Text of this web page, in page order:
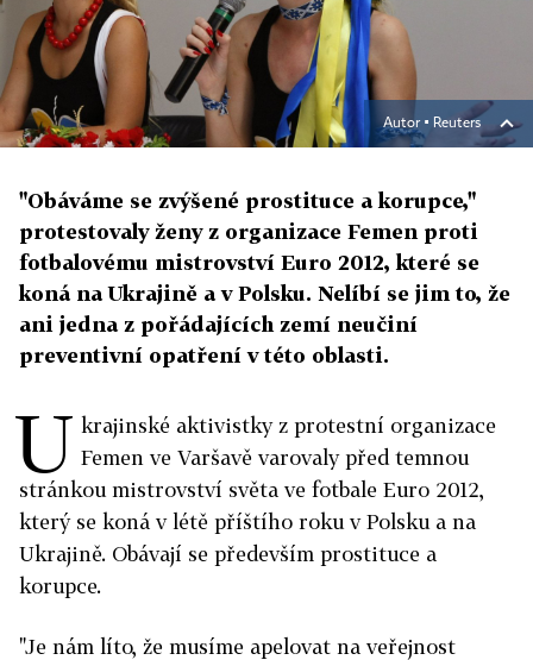
Autor ▪ Reuters
"Obáváme se zvýšené prostituce a korupce,"
protestovaly ženy z organizace Femen proti
fotbalovému mistrovství Euro 2012, které se
koná na Ukrajině a v Polsku. Nelíbí se jim to, že
ani jedna z pořádajících zemí neučiní
preventivní opatření v této oblasti.
U krajinské aktivistky z protestní organizace
Femen ve Varšavě varovaly před temnou
stránkou mistrovství světa ve fotbale Euro 2012,
který se koná v létě příštího roku v Polsku a na
Ukrajině. Obávají se především prostituce a
korupce.
"Je nám líto, že musíme apelovat na veřejnost